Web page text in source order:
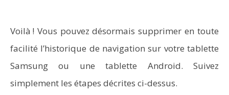
Voilà ! Vous pouvez désormais supprimer en toute
facilité l’historique de navigation sur votre tablette
Samsung ou une tablette Android. Suivez
simplement les étapes décrites ci-dessus.